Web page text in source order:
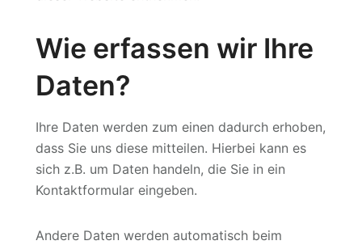
Wie erfassen wir Ihre
Daten?
Ihre Daten werden zum einen dadurch erhoben,
dass Sie uns diese mitteilen. Hierbei kann es
sich z.B. um Daten handeln, die Sie in ein
Kontaktformular eingeben.
Andere Daten werden automatisch beim